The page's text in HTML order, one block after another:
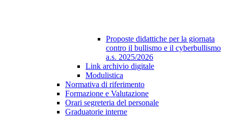
Proposte didattiche per la giornata
contro il bullismo e il cyberbullismo
a.s. 2025/2026
Link archivio digitale
Modulistica
Normativa di riferimento
Formazione e Valutazione
Orari segreteria del personale
Graduatorie interne